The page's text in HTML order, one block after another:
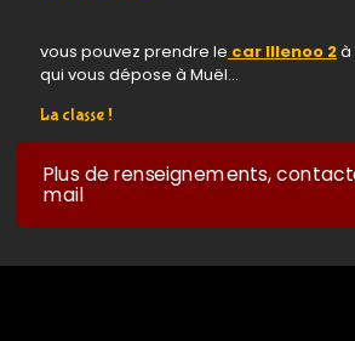
vous pouvez prendre le car Illenoo 2à
qui vous dépose à Muël...
La classe !
Plus de renseignements,
mail